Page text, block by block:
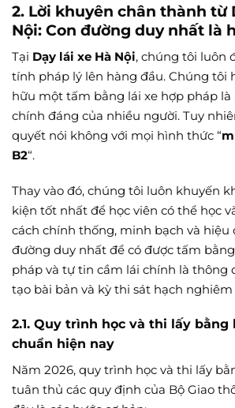
2. Lời khuyên chân thành từ
Nội: Con đường duy nhất là
Tại Dạy lái xe Hà Nội, chúng tôi luôn
tính pháp lý lên hàng đầu. Chúng tôi
hữu một tấm bằng lái xe hợp pháp
chính đáng của nhiều người. Tuy
quyết nói không với mọi hình thức “
B2“.
Thay vào đó, chúng tôi luôn khuyến
kiện tốt nhất để học viên có thể học
cách chính thống, minh bạch và hiệu
đường duy nhất để có được tấm
pháp và tự tin cầm lái chính là thông
tạo bài bản và kỳ thi sát hạch nghiêm
2.1. Quy trình học và thi lấy bằng
chuẩn hiện nay
Năm 2026, quy trình học và thi lấy
tuân thủ các quy định của Bộ Giao